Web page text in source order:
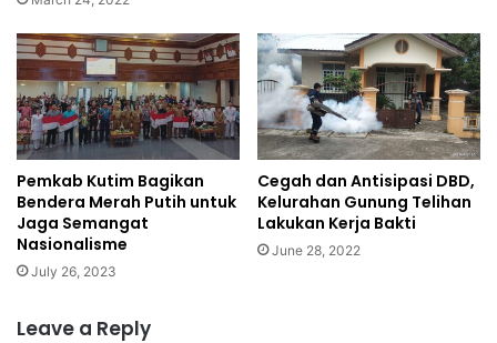
Pemkab Kutim Bagikan
Bendera Merah Putih untuk
Jaga Semangat
Nasionalisme
July 26, 2023
Cegah dan Antisipasi DBD,
Kelurahan Gunung Telihan
Lakukan Kerja Bakti
June 28, 2022
Leave a Reply